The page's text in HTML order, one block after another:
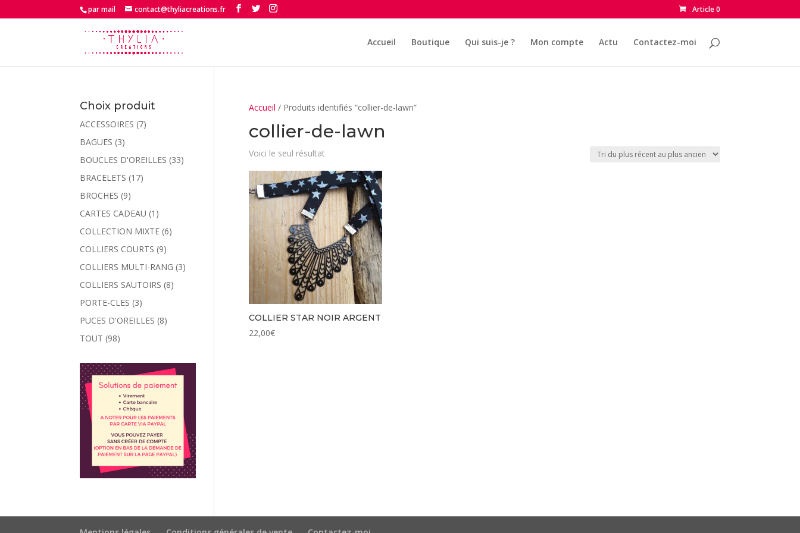
par mail contact@thyliacreations.fr Article 0
Accueil Boutique Qui suis-je ? Mon compte Actu Contactez-moi
Accueil / Produits identifiés “collier-de-lawn”
collier-de-lawn
Voici le seul résultat
COLLIER STAR NOIR ARGENT
22,00€
Choix produit
ACCESSOIRES (7)
BAGUES (3)
BOUCLES D'OREILLES (33)
BRACELETS (17)
BROCHES (9)
CARTES CADEAU (1)
COLLECTION MIXTE (6)
COLLIERS COURTS (9)
COLLIERS MULTI-RANG (3)
COLLIERS SAUTOIRS (8)
PORTE-CLES (3)
PUCES D'OREILLES (8)
TOUT (98)